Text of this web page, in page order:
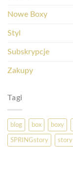
Nowe Boxy
Styl
Subskrypcje
Zakupy
Tagi
blog box boxy
SPRINGstory story